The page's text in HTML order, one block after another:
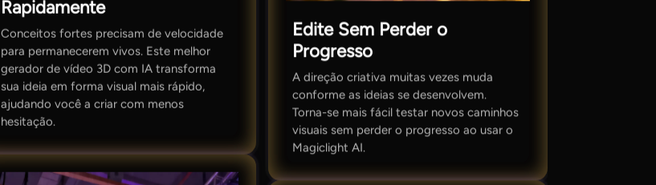
Rapidamente
Conceitos fortes precisam de velocidade
para permanecerem vivos. Este melhor
gerador de vídeo 3D com IA transforma
sua ideia em forma visual mais rápido,
ajudando você a criar com menos
hesitação.
Edite Sem Perder o
Progresso
A direção criativa muitas vezes muda
conforme as ideias se desenvolvem.
Torna-se mais fácil testar novos caminhos
visuais sem perder o progresso ao usar o
Magiclight AI.